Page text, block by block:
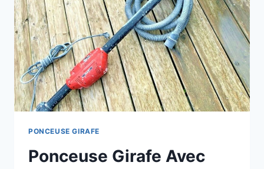
EN2026
PONCEUSE GIRAFE
Ponceuse Girafe Avec